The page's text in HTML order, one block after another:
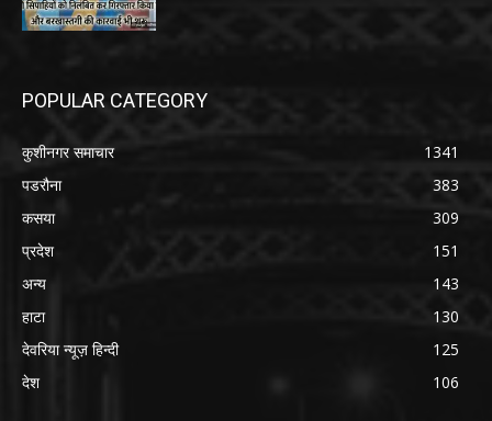
POPULAR CATEGORY
कुशीनगर समाचार
1341
पडरौना
383
कसया
309
प्रदेश
151
अन्य
143
हाटा
130
देवरिया न्यूज़ हिन्दी
125
देश
106